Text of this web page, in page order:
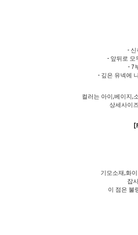
-
- 앞뒤로 모
- 7
- 깊은 유넥에
컬러는 아이,베이지,
상세사이
기모소재,화
잡
이 점은 불